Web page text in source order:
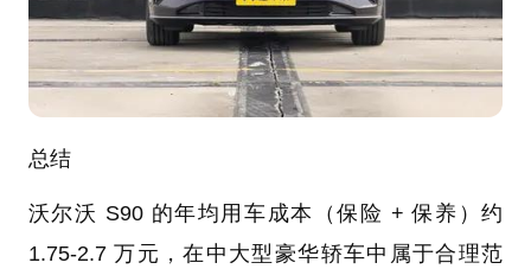
总结
沃尔沃 S90 的年均用车成本（保险 + 保养）约
1.75-2.7 万元，在中大型豪华轿车中属于合理范